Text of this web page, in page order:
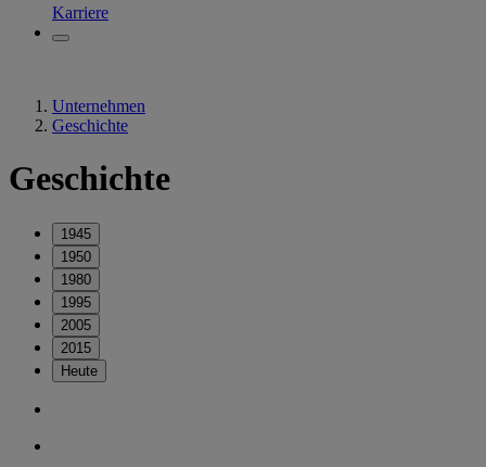
Karriere
Unternehmen
Geschichte
Geschichte
1945
1950
1980
1995
2005
2015
Heute